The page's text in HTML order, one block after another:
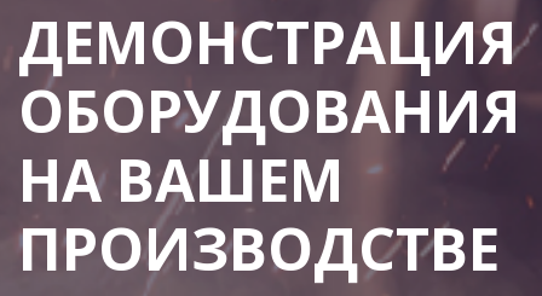
ДЕМОНСТРАЦИЯ
ОБОРУДОВАНИЯ
НА ВАШЕМ
ПРОИЗВОДСТВЕ